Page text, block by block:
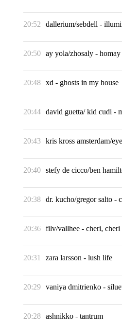
20:52 dallerium/sebdell -
20:50 ay yola/zhosaly - homay
20:48 xd - ghosts in my house
20:44 david guetta/ kid cudi -
20:43 kris kross amsterdam/
20:40 stefy de cicco/ben
20:38 dr. kucho/gregor salto -
20:36 filv/vallhee - cheri, cheri
20:31 zara larsson - lush life
20:29 vaniya dmitrienko -
20:28 ashnikko - tantrum